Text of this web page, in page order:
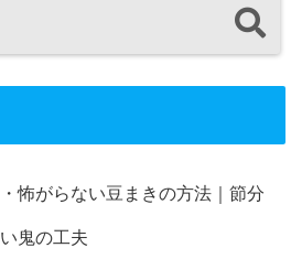
怖がらない豆まきの方法｜節分
鬼の工夫